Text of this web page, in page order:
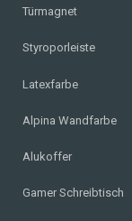
Türmagnet
Styroporleiste
Latexfarbe
Alpina Wandfarbe
Alukoffer
Gamer Schreibtisch